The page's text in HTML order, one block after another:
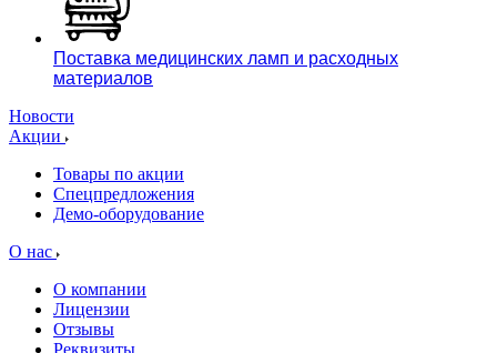
Поставка медицинских ламп и расходных
материалов
Новости
Акции
Товары по акции
Спецпредложения
Демо-оборудование
О нас
О компании
Лицензии
Отзывы
Реквизиты